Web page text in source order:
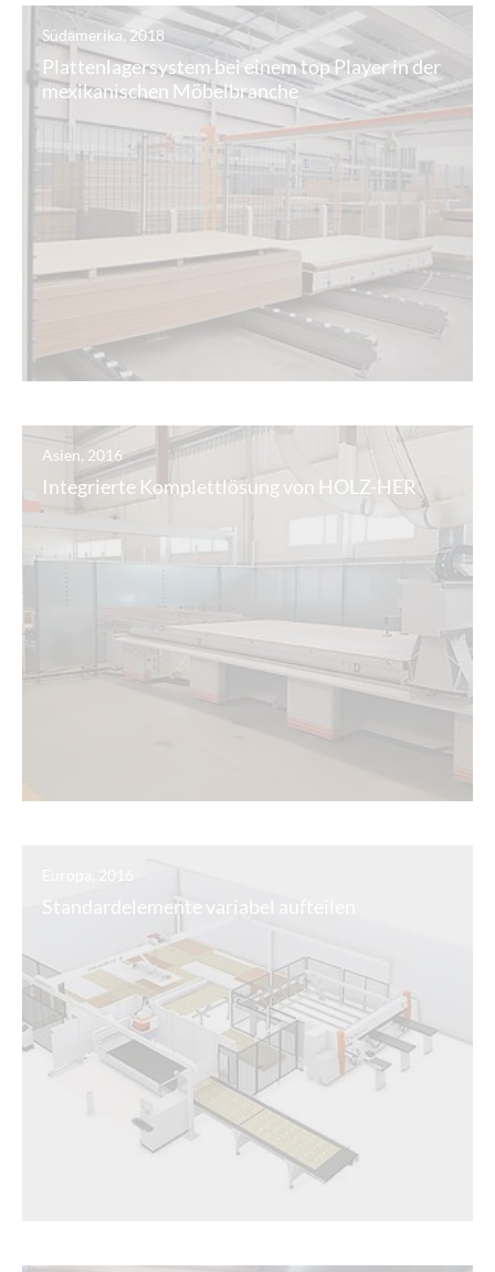
Südamerika, 2018
Plattenlagersystem bei einem top Player in der
mexikanischen Möbelbranche
Asien, 2016
Integrierte Komplettlösung von HOLZ-HER
Europa, 2016
Standardelemente variabel aufteilen